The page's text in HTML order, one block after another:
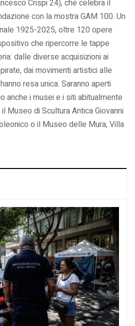
Crispi 24), che celebra il
con la mostra GAM 100. Un
1925-2025, oltre 120 opere
che ripercorre le tappe
dalle diverse acquisizioni ai
dai movimenti artistici alle
resa unica. Saranno aperti
anche i musei e i siti abitualmente
Museo di Scultura Antica Giovanni
o il Museo delle Mura; Villa